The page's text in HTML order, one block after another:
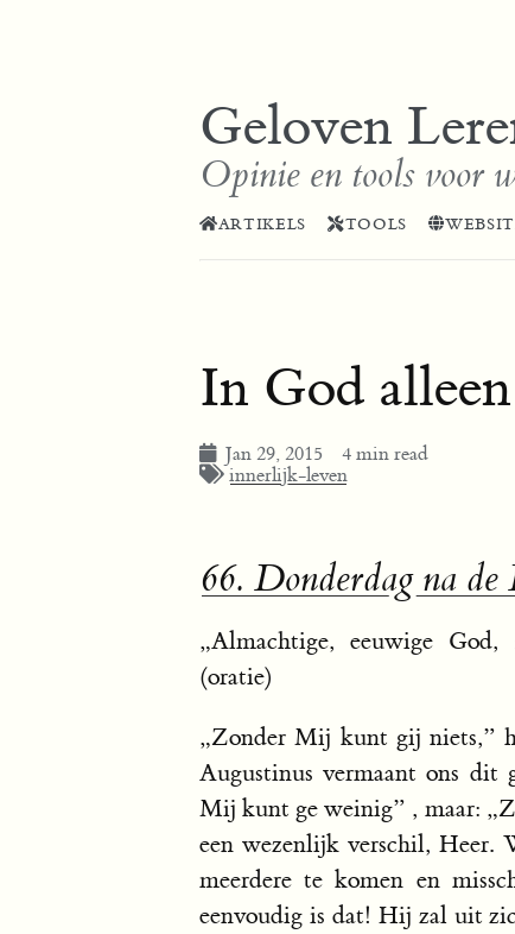
Geloven
Opinie en tools voor
ARTIKELS TOOLS
In God
Jan 29, 2015
4 min read
innerlijk-leven
66. Donderdag na
„Almachtige, eeuwige
(oratie)
„Zonder Mij kunt gij niets,”
Augustinus vermaant ons dit
Mij kunt ge weinig” , maar:
een wezenlijk verschil,
meerdere te komen en
eenvoudig is dat! Hij zal uit